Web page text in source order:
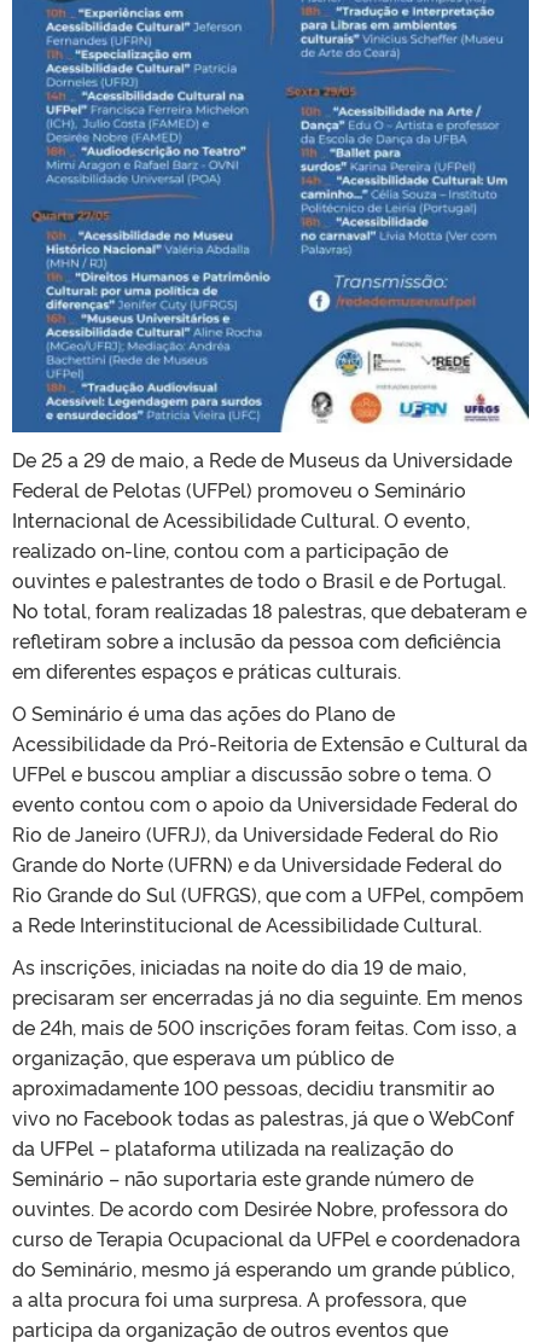
De 25 a 29 de maio, a Rede de Museus da Universidade
Federal de Pelotas (UFPel) promoveu o Seminário
Internacional de Acessibilidade Cultural. O evento,
realizado on-line, contou com a participação de
ouvintes e palestrantes de todo o Brasil e de Portugal.
No total, foram realizadas 18 palestras, que debateram e
refletiram sobre a inclusão da pessoa com deficiência
em diferentes espaços e práticas culturais.
O Seminário é uma das ações do Plano de
Acessibilidade da Pró-Reitoria de Extensão e Cultural da
UFPel e buscou ampliar a discussão sobre o tema. O
evento contou com o apoio da Universidade Federal do
Rio de Janeiro (UFRJ), da Universidade Federal do Rio
Grande do Norte (UFRN) e da Universidade Federal do
Rio Grande do Sul (UFRGS), que com a UFPel, compõem
a Rede Interinstitucional de Acessibilidade Cultural.
As inscrições, iniciadas na noite do dia 19 de maio,
precisaram ser encerradas já no dia seguinte. Em menos
de 24h, mais de 500 inscrições foram feitas. Com isso, a
organização, que esperava um público de
aproximadamente 100 pessoas, decidiu transmitir ao
vivo no Facebook todas as palestras, já que o WebConf
da UFPel – plataforma utilizada na realização do
Seminário – não suportaria este grande número de
ouvintes. De acordo com Desirée Nobre, professora do
curso de Terapia Ocupacional da UFPel e coordenadora
do Seminário, mesmo já esperando um grande público,
a alta procura foi uma surpresa. A professora, que
participa da organização de outros eventos que